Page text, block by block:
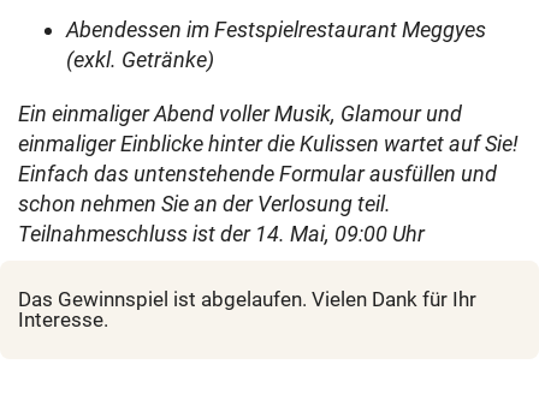
Abendessen im Festspielrestaurant Meggyes
(exkl. Getränke)
Ein einmaliger Abend voller Musik, Glamour und
einmaliger Einblicke hinter die Kulissen wartet auf Sie!
Einfach das untenstehende Formular ausfüllen und
schon nehmen Sie an der Verlosung teil.
Teilnahmeschluss ist der 14. Mai, 09:00 Uhr
Das Gewinnspiel ist abgelaufen. Vielen Dank für Ihr
Interesse.